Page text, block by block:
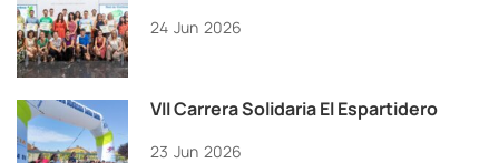
24 Jun 2026
VII Carrera Solidaria El Espartidero
23 Jun 2026